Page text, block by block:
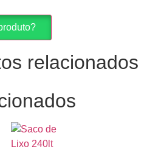
relacionados